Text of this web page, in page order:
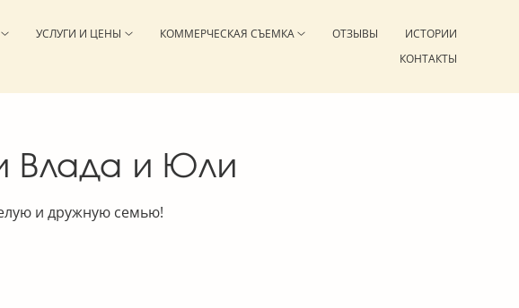
УСЛУГИ И ЦЕНЫ КОММЕРЧЕСКАЯ СЪЕМКА ОТЗЫВЫ
ИСТОРИИ
КОНТАКТЫ
Влада и Юли
и дружную семью!